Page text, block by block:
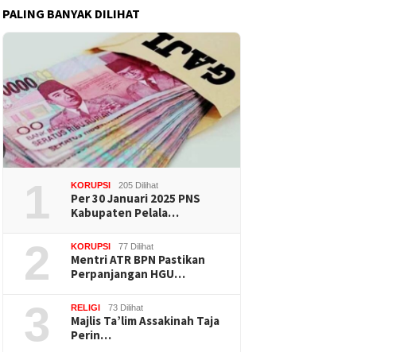
PALING BANYAK DILIHAT
1 KORUPSI 205 Dilihat
Per 30 Januari 2025 PNS
Kabupaten Pelala…
2 KORUPSI 77 Dilihat
Mentri ATR BPN Pastikan
Perpanjangan HGU…
3 RELIGI 73 Dilihat
Majlis Ta’lim Assakinah Taja
Perin…